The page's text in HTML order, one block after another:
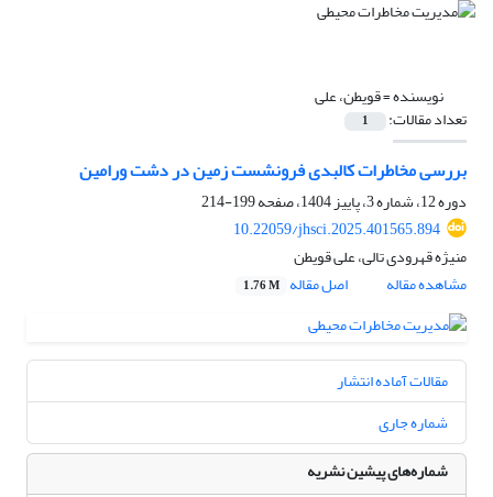
نویسنده =قویطن، علی
تعداد مقالات: 1
بررسی مخاطرات کالبدی فرونشست زمین در دشت ورامین
دوره 12، شماره 3، پاییز 1404، صفحه
199-214
10.22059/jhsci.2025.401565.894
منیژه قهرودی تالی، علی قویطن
مشاهده مقاله
اصل مقاله 1.76 M
مقالات آماده انتشار
شماره جاری
شماره‌های پیشین نشریه